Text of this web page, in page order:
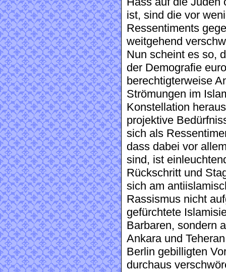
ist, sind die vor
Ressentiments
weitgehend
Nun scheint es so,
der Demografie
berechtigterweise
Strömungen im
Konstellation
projektive
sich als
dass dabei vor
sind, ist
Rückschritt und
sich am
Rassismus nicht
gefürchtete
Barbaren, sondern
Ankara und
Berlin gebilligten
durchaus